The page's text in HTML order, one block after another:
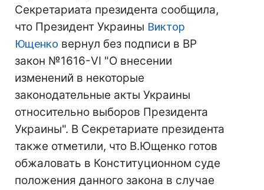
Секретариата президента сообщила,
что Президент Украины Виктор
Ющенко вернул без подписи в ВР
закон №1616-VI "О внесении
изменений в некоторые
законодательные акты Украины
относительно выборов Президента
Украины". В Секретариате президента
также отметили, что В.Ющенко готов
обжаловать в Конституционном суде
положения данного закона в случае